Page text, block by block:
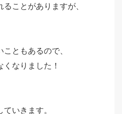
ことがありますが、
ともあるので、
なりました！
いきます。